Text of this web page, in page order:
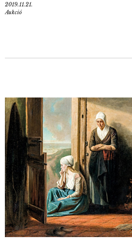
2019.11.21.
Aukció